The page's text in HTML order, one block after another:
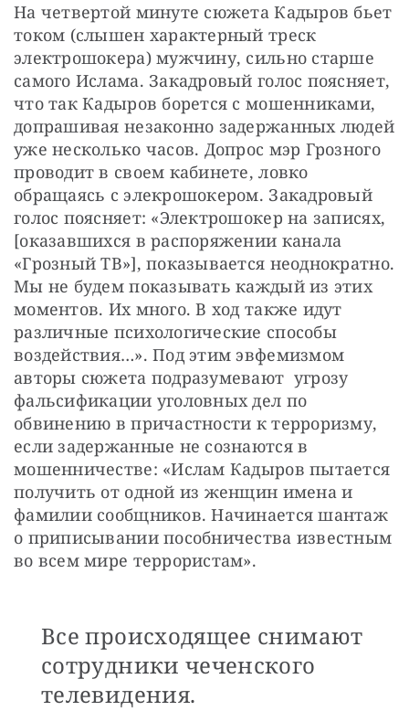
На четвертой минуте сюжета Кадыров бьет
током (слышен характерный треск
электрошокера) мужчину, сильно старше
самого Ислама. Закадровый голос поясняет,
что так Кадыров борется с мошенниками,
допрашивая незаконно задержанных людей
уже несколько часов. Допрос мэр Грозного
проводит в своем кабинете, ловко
обращаясь с элекрошокером. Закадровый
голос поясняет: «Электрошокер на записях,
[оказавшихся в распоряжении канала
«Грозный ТВ»], показывается неоднократно.
Мы не будем показывать каждый из этих
моментов. Их много. В ход также идут
различные психологические способы
воздействия…». Под этим эвфемизмом
авторы сюжета подразумевают  угрозу
фальсификации уголовных дел по
обвинению в причастности к терроризму,
если задержанные не сознаются в
мошенничестве: «Ислам Кадыров пытается
получить от одной из женщин имена и
фамилии сообщников. Начинается шантаж
о приписывании пособничества известным
во всем мире террористам».
Все происходящее снимают
сотрудники чеченского
телевидения.